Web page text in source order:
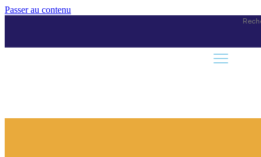
Passer au contenu